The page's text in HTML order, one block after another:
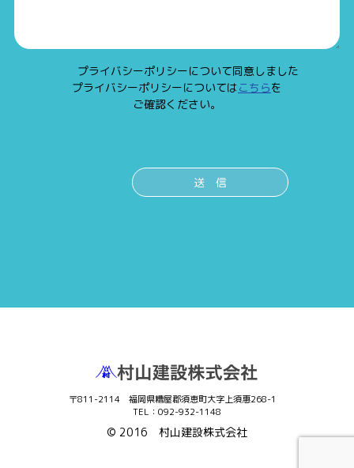
プライバシーポリシーについて同意しました
プライバシーポリシーについてはこちらを
ご確認ください。
〒811-2114 福岡県糟屋郡須恵町大字上須惠268-1
TEL：092-932-1148
© 2016 村山建設株式会社